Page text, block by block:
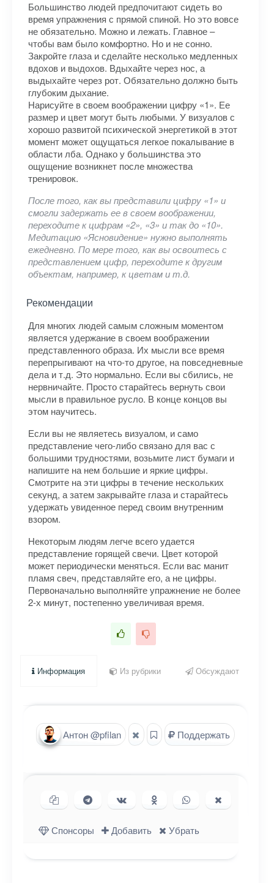
Большинство людей предпочитают сидеть во
время упражнения с прямой спиной. Но это вовсе
не обязательно. Можно и лежать. Главное –
чтобы вам было комфортно. Но и не сонно.
Закройте глаза и сделайте несколько медленных
вдохов и выдохов. Вдыхайте через нос, а
выдыхайте через рот. Обязательно должно быть
глубоким дыхание.
Нарисуйте в своем воображении цифру «1». Ее
размер и цвет могут быть любыми. У визуалов с
хорошо развитой психической энергетикой в этот
момент может ощущаться легкое покалывание в
области лба. Однако у большинства это
ощущение возникнет после множества
тренировок.
После того, как вы представили цифру «1» и
смогли задержать ее в своем воображении,
переходите к цифрам «2», «3» и так до «10».
Медитацию «Ясновидение» нужно выполнять
ежедневно. По мере того, как вы освоитесь с
представлением цифр, переходите к другим
объектам, например, к цветам и т.д.
Рекомендации
Для многих людей самым сложным моментом
является удержание в своем воображении
представленного образа. Их мысли все время
перепрыгивают на что-то другое, на повседневные
дела и т.д. Это нормально. Если вы сбились, не
нервничайте. Просто старайтесь вернуть свои
мысли в правильное русло. В конце концов вы
этом научитесь.
Если вы не являетесь визуалом, и само
представление чего-либо связано для вас с
большими трудностями, возьмите лист бумаги и
напишите на нем большие и яркие цифры.
Смотрите на эти цифры в течение нескольких
секунд, а затем закрывайте глаза и старайтесь
удержать увиденное перед своим внутренним
взором.
Некоторым людям легче всего удается
представление горящей свечи. Цвет которой
может периодически меняться. Если вас манит
пламя свеч, представляйте его, а не цифры.
Первоначально выполняйте упражнение не более
2-х минут, постепенно увеличивая время.
Информация Из рубрики Обсуждают
Антон @pfilan Поддержать
Копировать ссылку
Поделиться в Telegram
Поделиться ВКонтакте
Поделиться в
Одноклассниках
Поделиться в
WhatsApp
в X (Twitter)
Спонсоры
Добавить Убрать